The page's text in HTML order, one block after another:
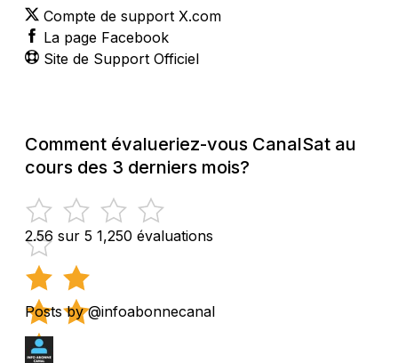
Compte de support X.com
La page Facebook
Site de Support Officiel
Comment évalueriez-vous CanalSat au
cours des 3 derniers mois?
2.56 sur 5 1,250 évaluations
Posts by @infoabonnecanal